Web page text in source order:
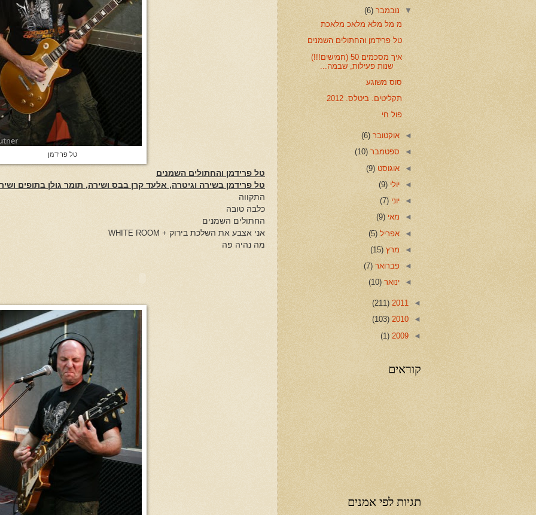
טל פרידמן
טל פרידמן והחתולים השמנים
טל פרידמן בשירה וגיטרה, אלעד קרן בבס ושירה, תומר גולן בתופים
התקווה
כלבה טובה
החתולים השמנים
אני אצבע את השלכת בירוק +
WHITE ROOM
מה נהיה פה
▼נובמבר(6)
מ מל מלא מלאכ מלאכת
טל פרידמן והחתולים השמנים
איך מסכמים 50 (חמישים!!!)
שנות פעילות, שבמה...
סוס משוגע
תקליטים. ביטלס. 2012
פול חי
◄אוקטובר(6)
◄ ספטמבר(10)
◄אוגוסט(9)
◄יולי(9)
◄יוני(7)
◄ מאי(9)
◄אפריל(5)
◄ מרץ(15)
◄פברואר(7)
◄ינואר(10)
◄
2011
(211)
◄
2010
(103)
◄
2009
(1)
קוראים
תגיות לפי אמנים